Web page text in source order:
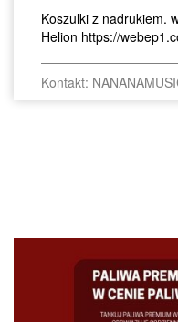
Koszulki z nadrukiem.
Helion https://
Kontakt: